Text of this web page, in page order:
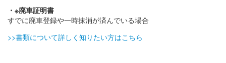
・※廃車証明書
すでに廃車登録や一時抹消が済んでいる場合
>>書類について詳しく知りたい方はこちら